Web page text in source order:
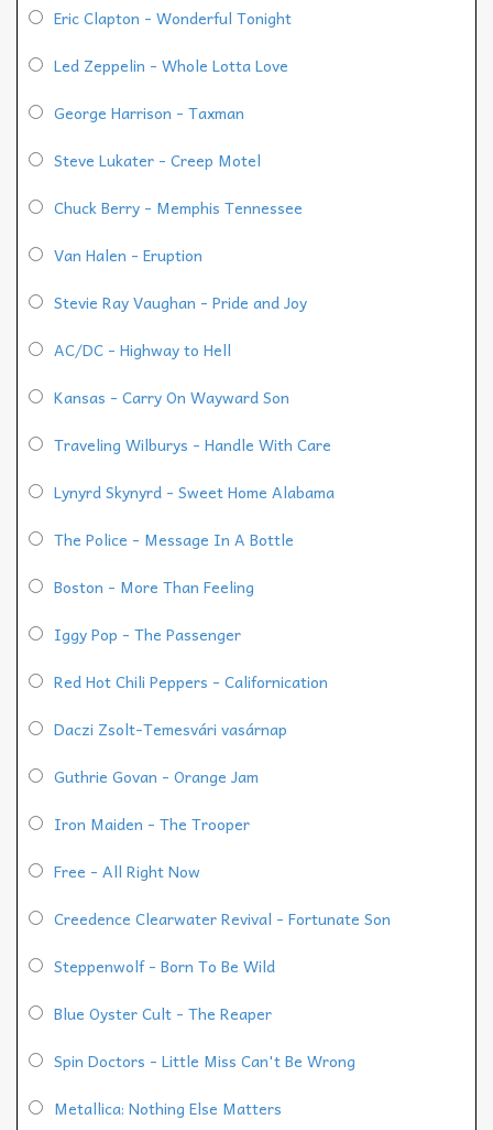
Eric Clapton - Wonderful Tonight
Led Zeppelin - Whole Lotta Love
George Harrison - Taxman
Steve Lukater - Creep Motel
Chuck Berry - Memphis Tennessee
Van Halen - Eruption
Stevie Ray Vaughan - Pride and Joy
AC/DC - Highway to Hell
Kansas - Carry On Wayward Son
Traveling Wilburys - Handle With Care
Lynyrd Skynyrd - Sweet Home Alabama
The Police - Message In A Bottle
Boston - More Than Feeling
Iggy Pop - The Passenger
Red Hot Chili Peppers - Californication
Daczi Zsolt-Temesvári vasárnap
Guthrie Govan - Orange Jam
Iron Maiden - The Trooper
Free - All Right Now
Creedence Clearwater Revival - Fortunate Son
Steppenwolf - Born To Be Wild
Blue Oyster Cult - The Reaper
Spin Doctors - Little Miss Can't Be Wrong
Metallica: Nothing Else Matters